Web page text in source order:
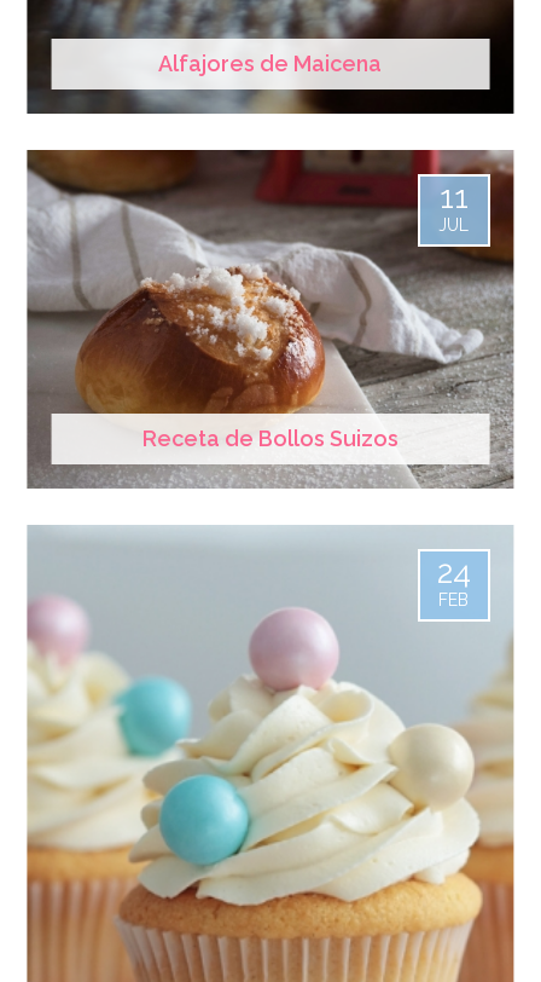
Alfajores de Maicena
Receta de Bollos Suizos
11
JUL
24
FEB